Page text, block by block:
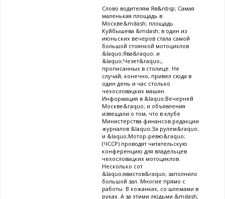
Слово водителям Яв&nbsp; Самая
маленькая площадь в
Москве&mdash; площадь
Куйбышева &mdash; в один из
июньских вечеров стала самой
большой стоянкой мотоциклов
&laquo;Ява&raquo; и
&laquo;Чезет&raquo;,
прописанных в столице. Не
случай, конечно, привел сюда в
один день и час столько
чехословацких машин.
Информация в &laquo;Вечерней
Москве&raquo; и объявления
извещали о том, что в клубе
Министерства финансов редакции
журналов &laquo;За рулем&raquo;
и &laquo;Мотор-ревю&raquo;
(ЧССР) проводят читательскую
конференцию для владельцев
чехословацких мотоциклов.
Несколько сот
&laquo;явистов&raquo; заполнило
большой зал. Многие прямо с
работы. В кожанках, со шлемами в
руках. А за этими людьми &mdash;